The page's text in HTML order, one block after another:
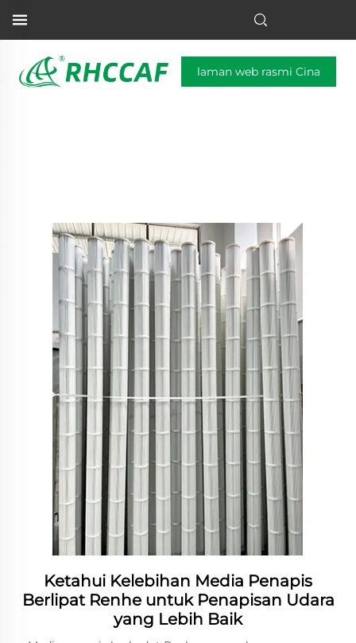
laman web rasmi Cina
Ketahui Kelebihan Media Penapis
Berlipat Renhe untuk Penapisan Udara
yang Lebih Baik